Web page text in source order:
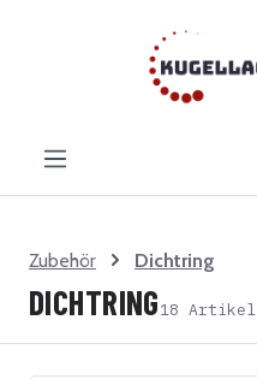
Zum Hauptinhalt springen
Zubehör Dichtring
DICHTRING18 Artikel